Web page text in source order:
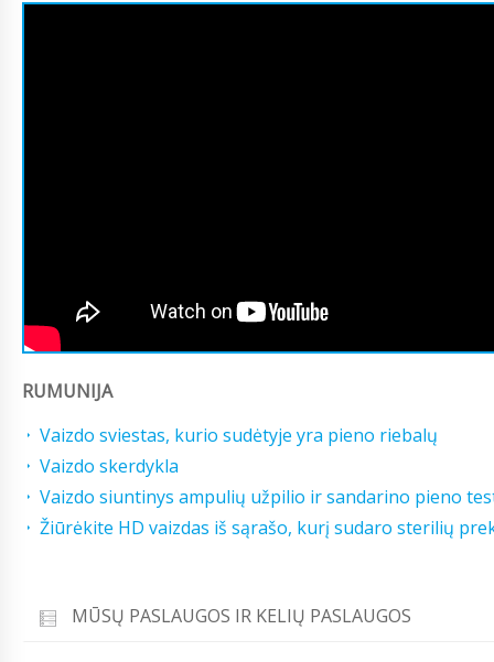
RUMUNIJA
Vaizdo sviestas, kurio sudėtyje yra pieno riebalų
Vaizdo skerdykla
Vaizdo siuntinys ampulių užpilio ir sandarino pieno
Žiūrėkite HD vaizdas iš sąrašo, kurį sudaro sterilių
MŪSŲ PASLAUGOS IR KELIŲ PASLAUGOS